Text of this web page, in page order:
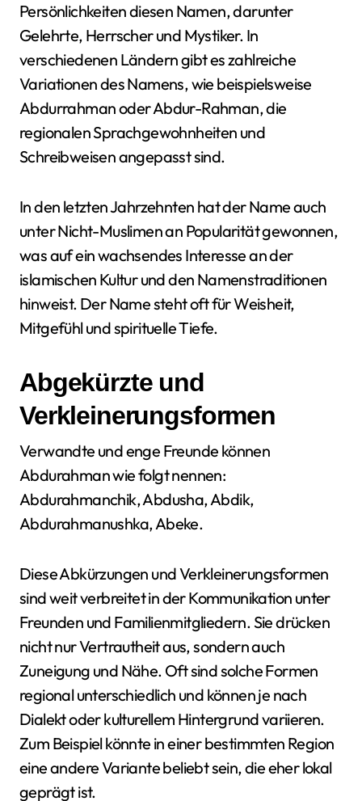
Persönlichkeiten diesen Namen, darunter
Gelehrte, Herrscher und Mystiker. In
verschiedenen Ländern gibt es zahlreiche
Variationen des Namens, wie beispielsweise
Abdurrahman oder Abdur-Rahman, die
regionalen Sprachgewohnheiten und
Schreibweisen angepasst sind.
In den letzten Jahrzehnten hat der Name auch
unter Nicht-Muslimen an Popularität gewonnen,
was auf ein wachsendes Interesse an der
islamischen Kultur und den Namenstraditionen
hinweist. Der Name steht oft für Weisheit,
Mitgefühl und spirituelle Tiefe.
Abgekürzte und
Verkleinerungsformen
Verwandte und enge Freunde können
Abdurahman wie folgt nennen:
Abdurahmanchik, Abdusha, Abdik,
Abdurahmanushka, Abeke.
Diese Abkürzungen und Verkleinerungsformen
sind weit verbreitet in der Kommunikation unter
Freunden und Familienmitgliedern. Sie drücken
nicht nur Vertrautheit aus, sondern auch
Zuneigung und Nähe. Oft sind solche Formen
regional unterschiedlich und können je nach
Dialekt oder kulturellem Hintergrund variieren.
Zum Beispiel könnte in einer bestimmten Region
eine andere Variante beliebt sein, die eher lokal
geprägt ist.